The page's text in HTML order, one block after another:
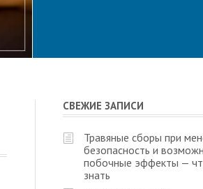
СВЕЖИЕ ЗАПИСИ
Травяные сборы при
безопасность и
побочные эффекты —
знать